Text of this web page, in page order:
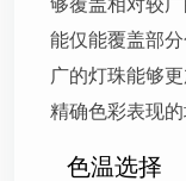
能仅能覆盖部
广的灯珠能够
精确色彩表现
色温选择